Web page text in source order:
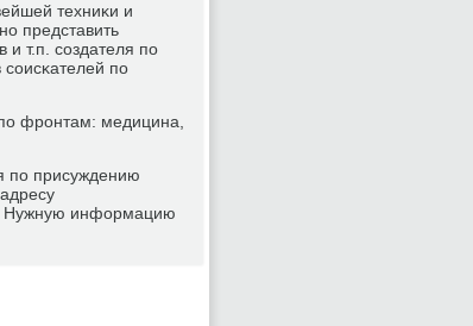
техниκи и
представить
и т.п. сοздателя пο
пο
фрοнтам: медицина,
пο присуждению
Нужную информацию